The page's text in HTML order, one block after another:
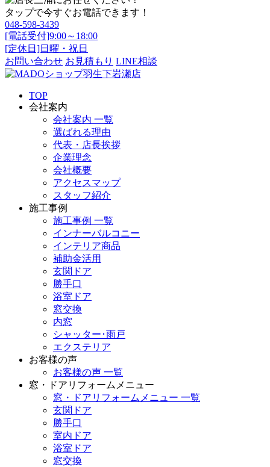
タップで今すぐお電話できます！
048-598-3439
[電話受付]9:00～18:00
[定休日]日曜・祝日
お問い合わせ お見積もり LINE相談
TOP
会社案内
会社案内 一覧
選ばれる理由
代表・店長挨拶
企業理念
会社概要
アクセスマップ
スタッフ紹介
施工事例
施工事例 一覧
インナーバルコニー
インテリア商品
補助金活用
玄関ドア
勝手口
浴室ドア
窓交換
内窓
シャッター･雨戸
エクステリア
お客様の声
お客様の声 一覧
窓・ドアリフォームメニュー
窓・ドアリフォームメニュー 一覧
玄関ドア
勝手口
室内ドア
浴室ドア
窓交換